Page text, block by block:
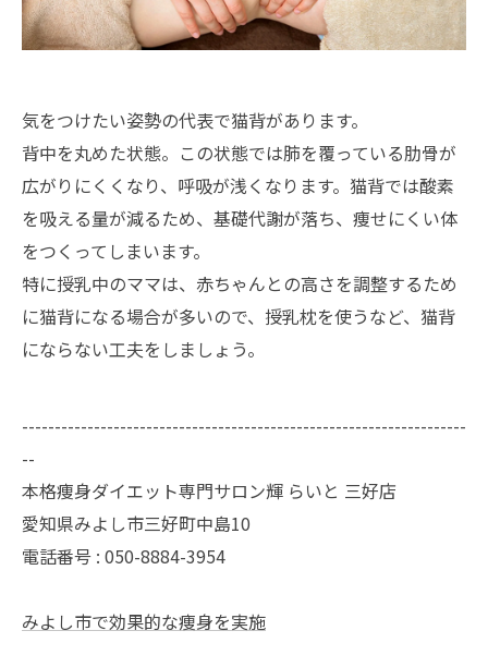
気をつけたい姿勢の代表で猫背があります。
背中を丸めた状態。この状態では肺を覆っている肋骨が
広がりにくくなり、呼吸が浅くなります。猫背では酸素
を吸える量が減るため、基礎代謝が落ち、痩せにくい体
をつくってしまいます。
特に授乳中のママは、赤ちゃんとの高さを調整するため
に猫背になる場合が多いので、授乳枕を使うなど、猫背
にならない工夫をしましょう。
--------------------------------------------------------------------
--
本格痩身ダイエット専門サロン輝 らいと 三好店
愛知県みよし市三好町中島10
電話番号 : 050-8884-3954
みよし市で効果的な痩身を実施